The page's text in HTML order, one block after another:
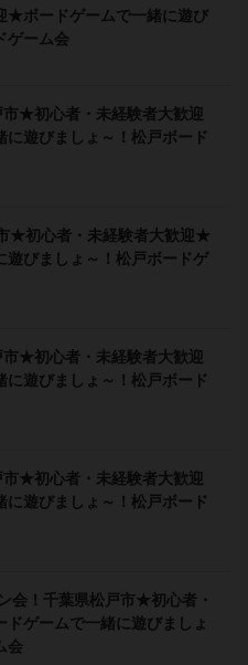
★ボードゲームで一緒に遊び
ゲーム会
★初心者・未経験者大歓迎
遊びましょ～！松戸ボード
★初心者・未経験者大歓迎★
遊びましょ～！松戸ボードゲ
★初心者・未経験者大歓迎
遊びましょ～！松戸ボード
★初心者・未経験者大歓迎
遊びましょ～！松戸ボード
会！千葉県松戸市★初心者・
ゲームで一緒に遊びましょ
会